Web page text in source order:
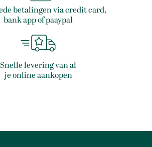
betalingen via credit card,
bank app of paaypal
Snelle levering van al
je online aankopen